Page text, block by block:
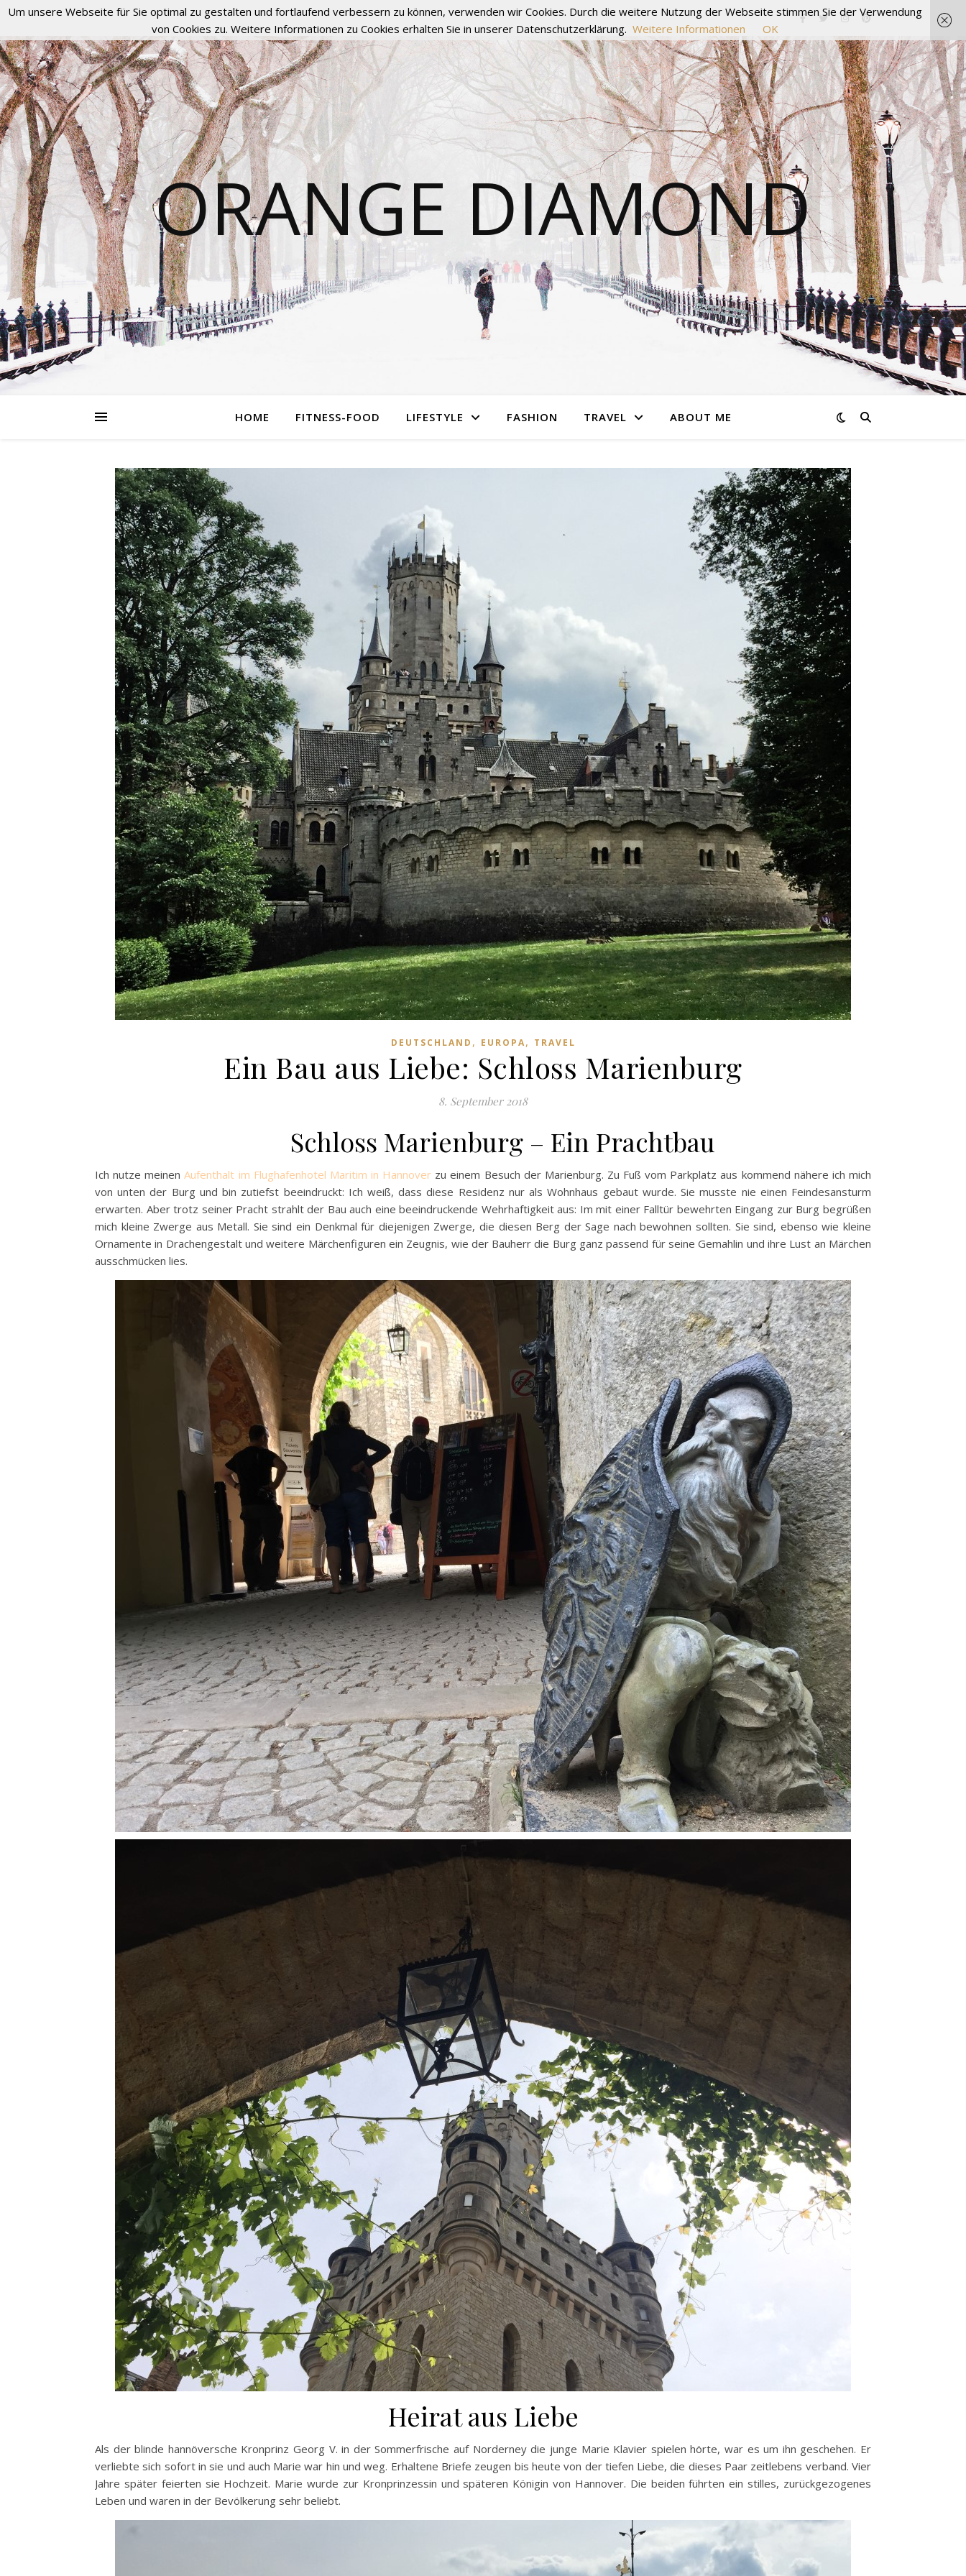
ORANGE DIAMOND
HOME FITNESS-FOOD LIFESTYLE FASHION TRAVEL ABOUT ME
DEUTSCHLAND , EUROPA, TRAVEL
Ein Bau aus Liebe: Schloss Marienburg
8. September 2018
Schloss Marienburg – Ein Prachtbau
Ich nutze meinen Aufenthalt im Flughafenhotel Maritim in Hannover zu einem Besuch der Marienburg. Zu Fuß vom Parkplatz aus kommend nähere ich mich
von unten der Burg und bin zutiefst beeindruckt: Ich weiß, dass diese Residenz nur als Wohnhaus gebaut wurde. Sie musste nie einen Feindesansturm
erwarten. Aber trotz seiner Pracht strahlt der Bau auch eine beeindruckende Wehrhaftigkeit aus: Im mit einer Falltür bewehrten Eingang zur Burg begrüßen
mich kleine Zwerge aus Metall. Sie sind ein Denkmal für diejenigen Zwerge, die diesen Berg der Sage nach bewohnen sollten. Sie sind, ebenso wie kleine
Ornamente in Drachengestalt und weitere Märchenfiguren ein Zeugnis, wie der Bauherr die Burg ganz passend für seine Gemahlin und ihre Lust an Märchen
ausschmücken lies.
Heirat aus Liebe
Als der blinde hannöversche Kronprinz Georg V. in der Sommerfrische auf Norderney die junge Marie Klavier spielen hörte, war es um ihn geschehen. Er
verliebte sich sofort in sie und auch Marie war hin und weg. Erhaltene Briefe zeugen bis heute von der tiefen Liebe, die dieses Paar zeitlebens verband. Vier
Jahre später feierten sie Hochzeit. Marie wurde zur Kronprinzessin und späteren Königin von Hannover. Die beiden führten ein stilles, zurückgezogenes
Leben und waren in der Bevölkerung sehr beliebt.
Um unsere Webseite für Sie optimal zu gestalten und fortlaufend verbessern zu können, verwenden wir Cookies. Durch die weitere Nutzung der Webseite stimmen Sie der Verwendung
von Cookies zu. Weitere Informationen zu Cookies erhalten Sie in unserer Datenschutzerklärung. Weitere Informationen OK